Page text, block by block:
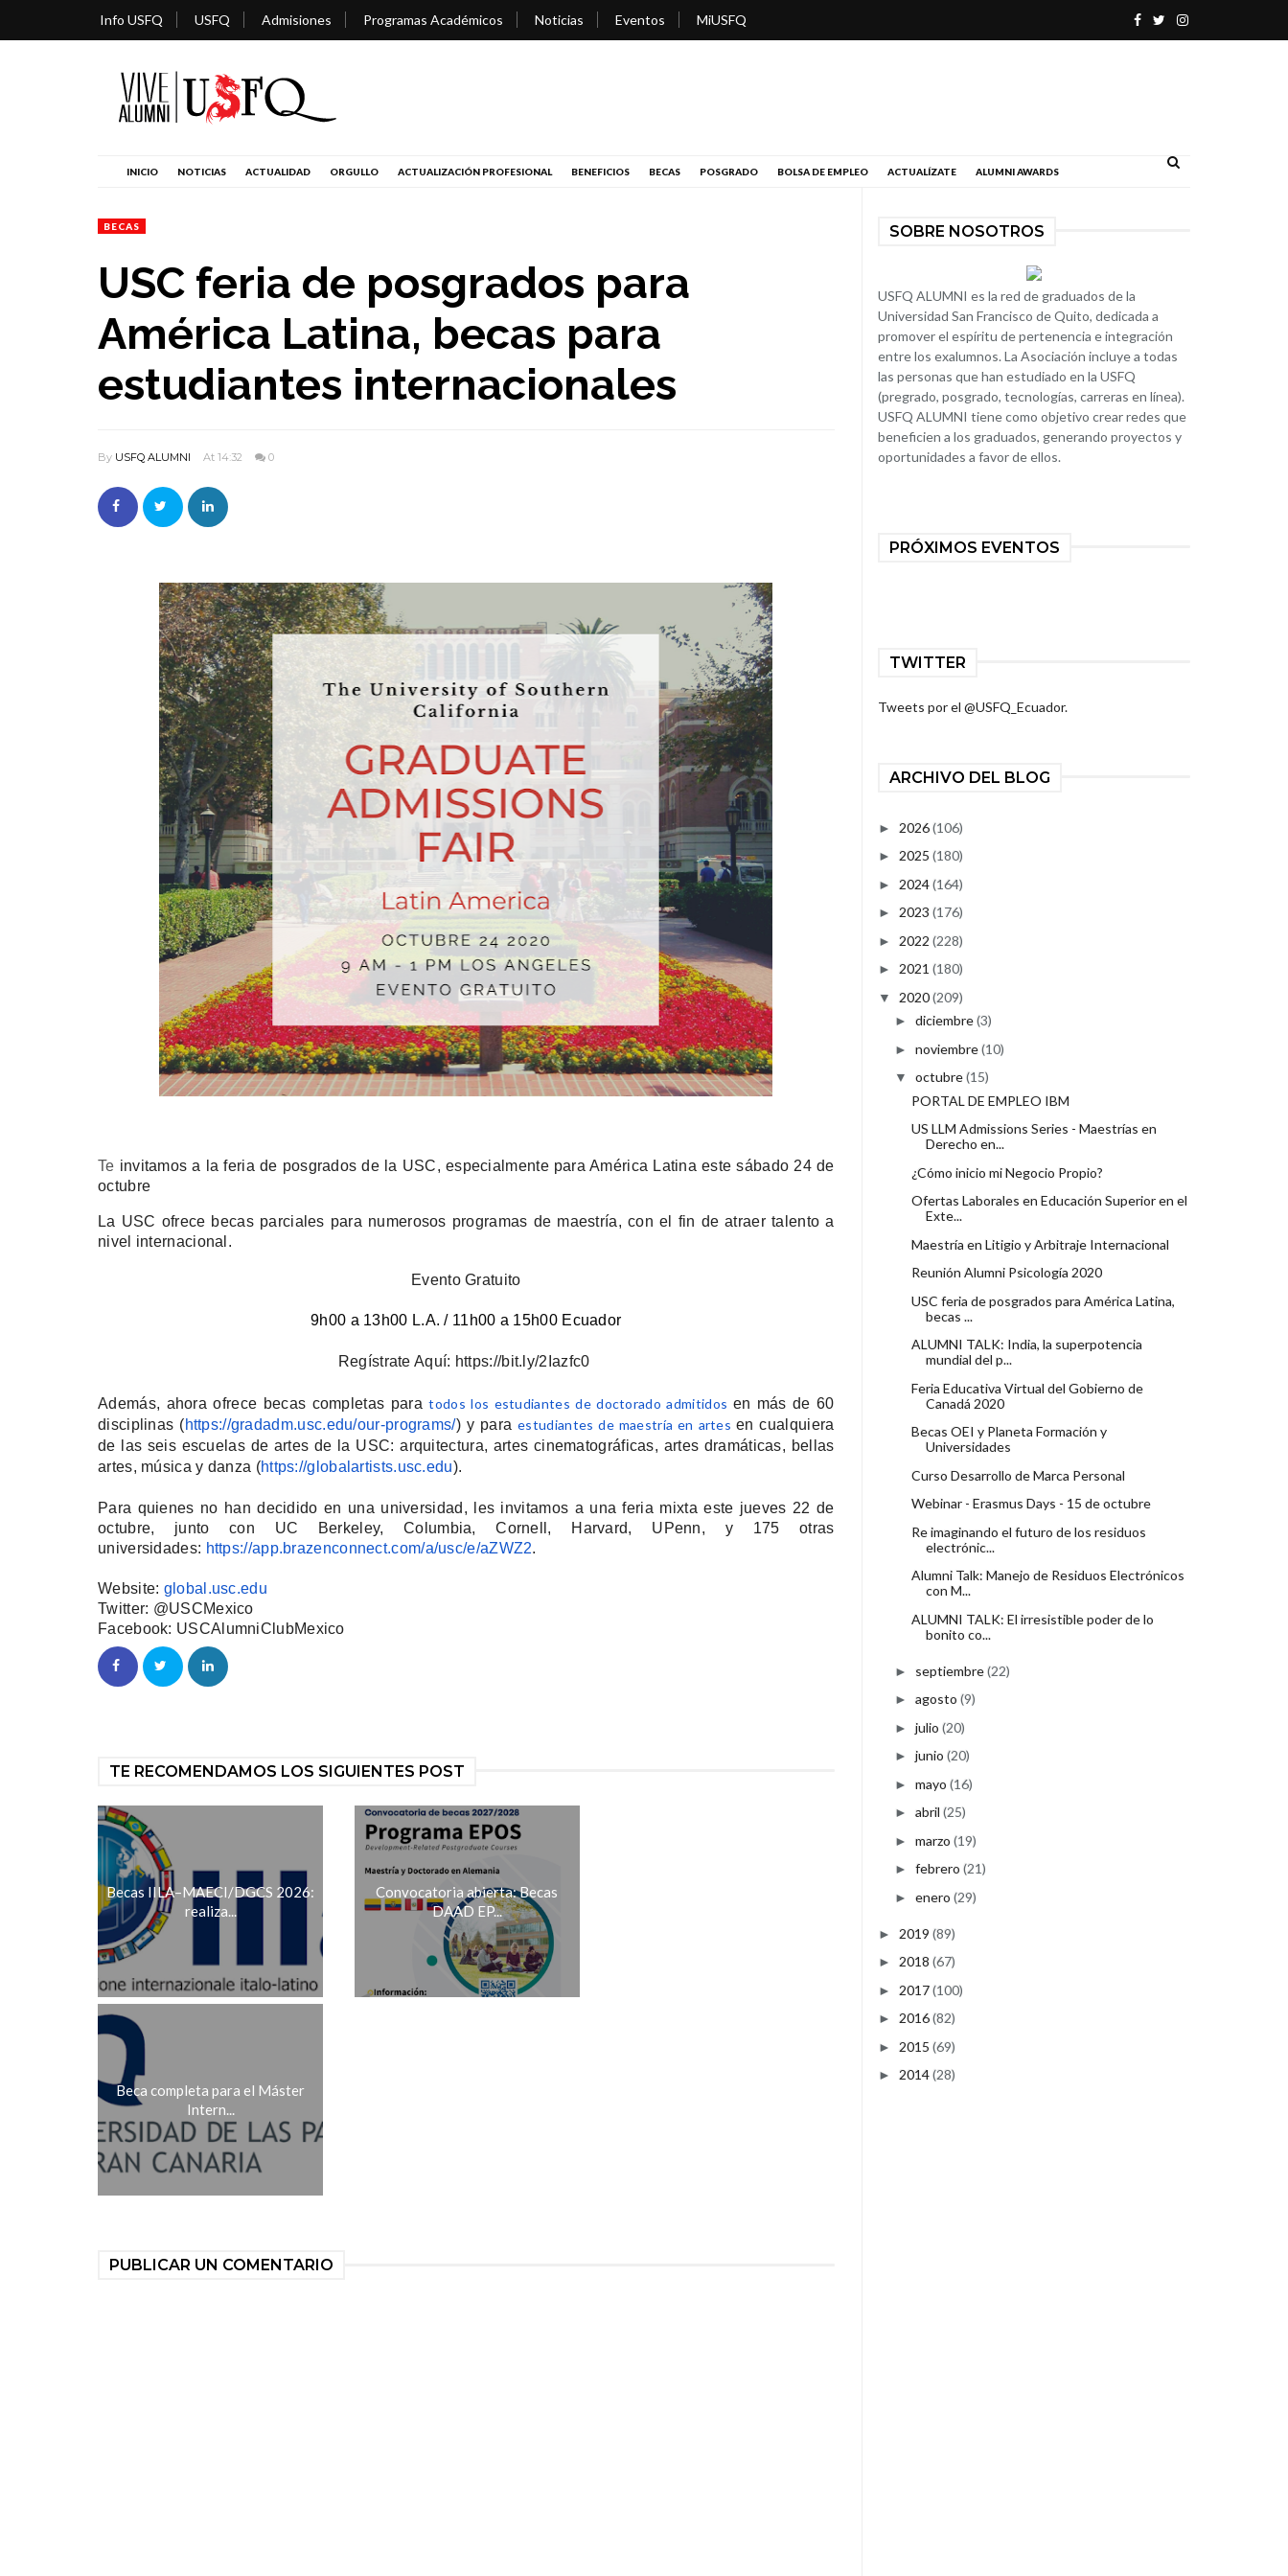
Info USFQ USFQ Admisiones Programas Académicos Noticias Eventos MiUSFQ
INICIO NOTICIAS ACTUALIDAD ORGULLO ACTUALIZACIÓN PROFESIONAL BENEFICIOS BECAS POSGRADO BOLSA DE EMPLEO ACTUALÍZATE ALUMNI AWARDS
BECAS
USC feria de posgrados para
América Latina, becas para
estudiantes internacionales
By USFQ ALUMNI At 14:32 0
Te invitamos a la feria de posgrados de la USC, especialmente para América Latina estesábado 24 de
octubre
La USC ofrece becas parciales para numerosos programas de maestría, con el fin de atraer talento a
nivel internacional.
Evento Gratuito
9h00 a 13h00 L.A. / 11h00 a 15h00 Ecuador
Regístrate Aquí: https://bit.ly/2Iazfc0
Además, ahora ofrece becas completas paratodos los estudiantes de doctorado admitidos en más de 60
disciplinas (https://gradadm.usc.edu/our-programs/) y paraestudiantes de maestría en artes en cualquiera
de las seis escuelas de artes de la USC: arquitectura, artes cinematográficas, artes dramáticas, bellas
artes, música y danza (https://globalartists.usc.edu).
Para quienes no han decidido en una universidad, les invitamos a una feria mixta este jueves 22 de
octubre, junto con UC Berkeley, Columbia, Cornell, Harvard, UPenn, y 175 otras
universidades: https://app.brazenconnect.com/a/usc/e/aZWZ2.
Website: global.usc.edu
Twitter: @USCMexico
Facebook: USCAlumniClubMexico
TE RECOMENDAMOS LOS SIGUIENTES POST
Becas IILA–MAECI/DGCS 2026:
realiza...
Convocatoria abierta: Becas
DAAD EP...
Beca completa para el Máster
Intern...
PUBLICAR UN COMENTARIO
SOBRE NOSOTROS
USFQ ALUMNI es la red de graduados de la
Universidad San Francisco de Quito, dedicada a
promover el espíritu de pertenencia e integración
entre los exalumnos. La Asociación incluye a todas
las personas que han estudiado en la USFQ
(pregrado, posgrado, tecnologías, carreras en línea).
USFQ ALUMNI tiene como objetivo crear redes que
beneficien a los graduados, generando proyectos y
oportunidades a favor de ellos.
PRÓXIMOS EVENTOS
TWITTER
Tweets por el @USFQ_Ecuador.
ARCHIVO DEL BLOG
► 2026(106)
► 2025 (180)
► 2024(164)
► 2023 (176)
► 2022 (228)
► 2021 (180)
▼ 2020(209)
► diciembre(3)
► noviembre(10)
▼ octubre(15)
PORTAL DE EMPLEO IBM
US LLM Admissions Series - Maestrías en
Derecho en...
¿Cómo inicio mi Negocio Propio?
Ofertas Laborales en Educación Superior en el
Exte...
Maestría en Litigio y Arbitraje Internacional
Reunión Alumni Psicología 2020
USC feria de posgrados para América Latina,
becas ...
ALUMNI TALK: India, la superpotencia
mundial del p...
Feria Educativa Virtual del Gobierno de
Canadá 2020
Becas OEI y Planeta Formación y
Universidades
Curso Desarrollo de Marca Personal
Webinar - Erasmus Days - 15 de octubre
Re imaginando el futuro de los residuos
electrónic...
Alumni Talk: Manejo de Residuos Electrónicos
con M...
ALUMNI TALK: El irresistible poder de lo
bonito co...
► septiembre(22)
► agosto (9)
► julio (20)
► junio (20)
► mayo (16)
► abril (25)
► marzo (19)
► febrero (21)
► enero (29)
► 2019 (89)
► 2018 (67)
► 2017(100)
► 2016(82)
► 2015 (69)
► 2014(28)